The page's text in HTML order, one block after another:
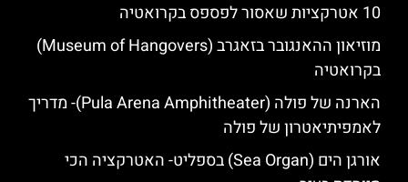
10 אטרקציות שאסור לפספס בקרואטיה
מוזיאון ההאנגובר בזאגרב (Museum of Hangovers)
בקרואטיה
הארנה של פולה (Pula Arena Amphitheater)- מדריך
לאמפיתיאטרון של פולה
אורגן הים (Sea Organ) בספליט- האטרקציה הכי